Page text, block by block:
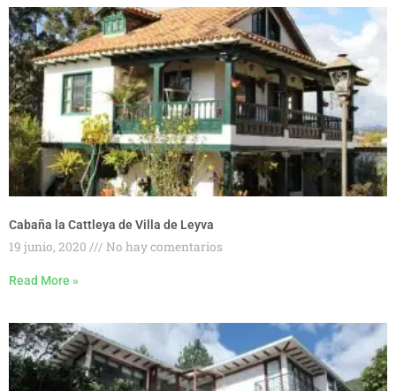
Cabaña la Cattleya de Villa de Leyva
19 junio, 2020 No hay comentarios
Read More »